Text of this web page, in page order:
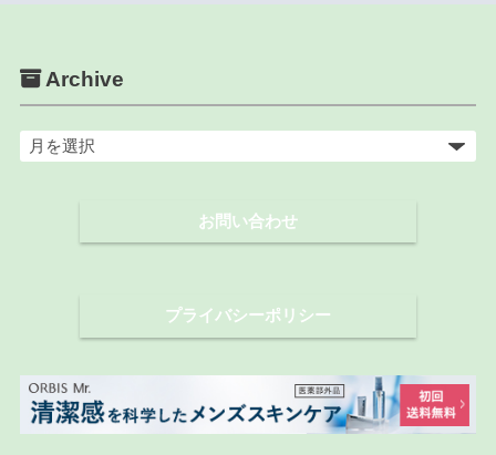
Archive
ア
お問い合わせ
プライバシーポリシー